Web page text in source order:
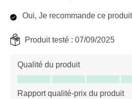
Oui, Je recommande ce
Produit testé : 07/09/2025
Qualité du produit
Qualité du produit, 5.0 sur 5
Rapport qualité-prix du produit